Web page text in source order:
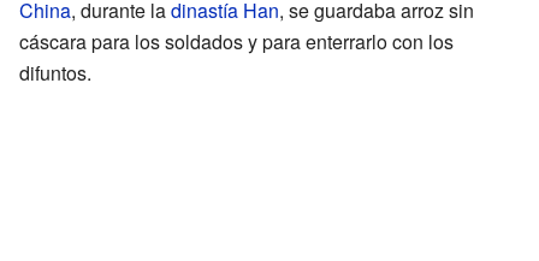
China, durante ladinastía Han, se guardaba arroz sin
cáscara para los soldados y para enterrarlo con los
difuntos.